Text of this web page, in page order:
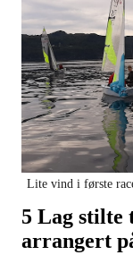
Lite vind i første
5 Lag stilte
arrangert